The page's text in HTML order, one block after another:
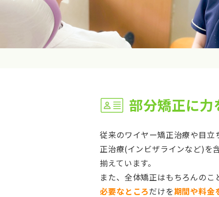
部分矯正に
従来のワイヤー矯正治療や目立
正治療(インビザラインなど)を
揃えています。
また、全体矯正はもちろんのこ
必要なところだけを期間や料金